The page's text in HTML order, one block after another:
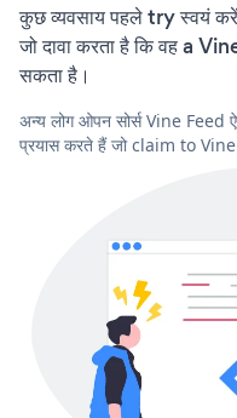
कुछ व्यवसाय पहले try स्वयं
जो दावा करता है कि वह a
सकता है।
अन्य लोग ओपन सोर्स Vine
प्रयास करते हैं जो claim to